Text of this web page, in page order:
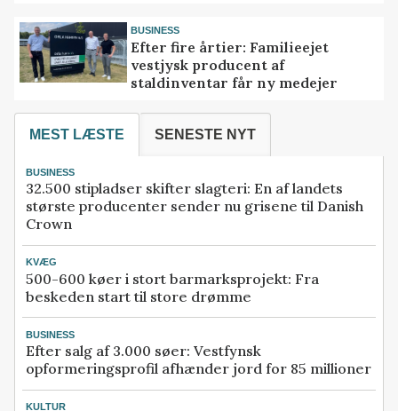
BUSINESS
Efter fire årtier: Familieejet
vestjysk producent af
staldinventar får ny medejer
MEST LÆSTE SENESTE NYT
BUSINESS
32.500 stipladser skifter slagteri: En af landets
største producenter sender nu grisene til Danish
Crown
KVÆG
500-600 køer i stort barmarksprojekt: Fra
beskeden start til store drømme
BUSINESS
Efter salg af 3.000 søer: Vestfynsk
opformeringsprofil afhænder jord for 85 millioner
KULTUR